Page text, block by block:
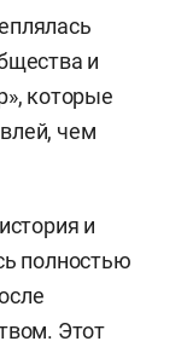
и
которые
чем
и
полностью
Этот